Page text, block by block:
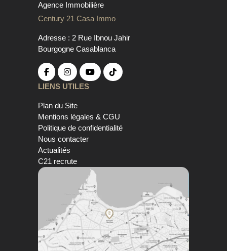
Agence Immobilière
Century 21 Casa Immo
Adresse : 2 Rue Ibnou Jahir
Bourgogne Casablanca
LIENS UTILES
Plan du Site
Mentions légales & CGU
Politique de confidentialité
Nous contacter
Actualités
C21 recrute